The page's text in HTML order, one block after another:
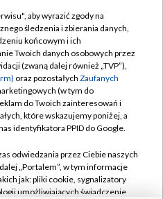
TVP
TVP
prywatności
zgody
aby wyrazić zgody na
śledzenia i zbierania danych,
końcowym i ich
Twoich danych osobowych przez
(zwaną dalej również „TVP”),
oraz pozostałych Zaufanych
(w tym do
do Twoich zainteresowań i
które wskazujemy poniżej, a
identyfikatora PPID do Google.
odwiedzania przez Ciebie naszych
„Portalem”, w tym informacje
jak: pliki cookie, sygnalizatory
umożliwiających świadczenie